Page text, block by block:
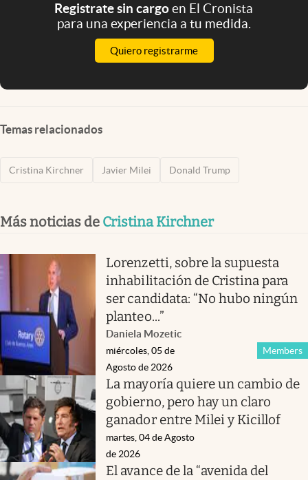
Registrate sin cargoen El Cronista
para una experiencia a tu medida.
Quiero registrarme
Temas relacionados
Cristina Kirchner Javier Milei Donald Trump
Más noticias de Cristina Kirchner
Lorenzetti, sobre la supuesta
inhabilitación de Cristina para
ser candidata: “No hubo ningún
planteo...”
Daniela Mozetic
Members
miércoles, 05 de
Agosto de 2026
La mayoría quiere un cambio de
gobierno, pero hay un claro
ganador entre Milei y Kicillof
martes, 04 de Agosto
de 2026
El avance de la “avenida del